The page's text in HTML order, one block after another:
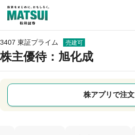
3407 東証プライム 売建可
株主優待：旭化成
株アプリで注文